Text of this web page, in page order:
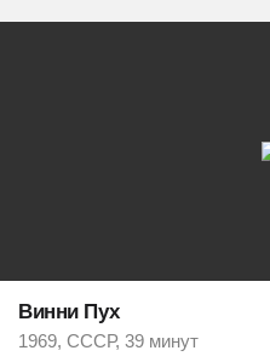
Винни Пух
1969, СССР, 39 минут